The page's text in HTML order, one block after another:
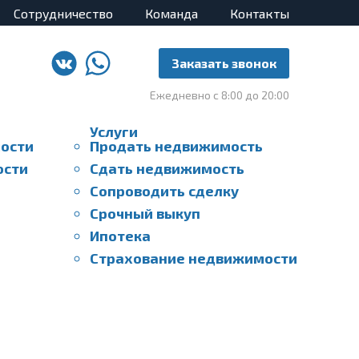
Сотрудничество Команда Контакты
Заказать звонок
Ежедневно с 8:00 до 20:00
Услуги
Продать недвижимость
Сдать недвижимость
Сопроводить сделку
Срочный выкуп
Ипотека
Страхование недвижимости